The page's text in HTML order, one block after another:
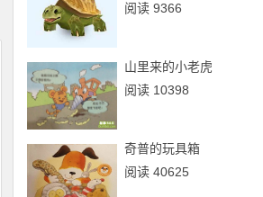
阅读 9366
山里来的小老虎
阅读 10398
奇普的玩具箱
阅读 40625